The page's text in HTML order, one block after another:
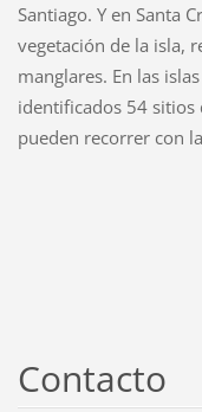
Santiago. Y en Santa
vegetación de la isla,
manglares. En las
identificados 54
pueden recorrer con
Contacto